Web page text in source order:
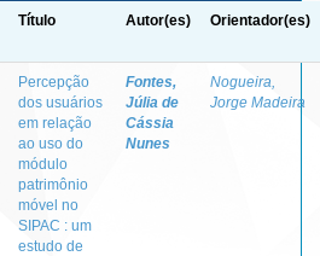
Título Autor(es) Orientador(es)
Percepção
dos usuários
em relação
ao uso do
módulo
patrimônio
móvel no
SIPAC : um
estudo de
Fontes,
Júlia de
Cássia
Nunes
Nogueira,
Jorge Madeira